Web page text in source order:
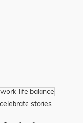
work-life balance
celebrate stories